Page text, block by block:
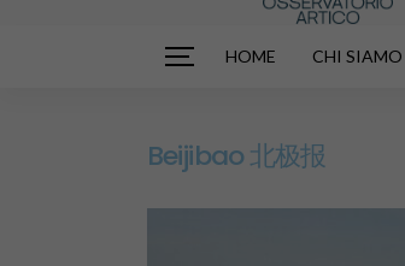
HOME CHI SIAMO
Beijibao 北极报